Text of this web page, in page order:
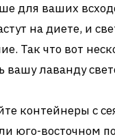
для ваших
на диете, и
Так что вот
вашу лаванду
контейнеры с
юго-восточном